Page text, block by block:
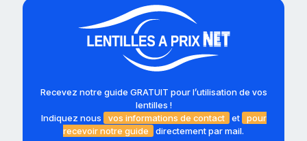
Recevez notre guide GRATUIT pour l’utilisation de vos
lentilles !
Indiquez nous
vos informations de contact et
pour
recevoir notre guide
directement par mail.